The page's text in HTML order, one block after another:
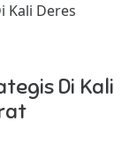
Kali Deres
Di Kali